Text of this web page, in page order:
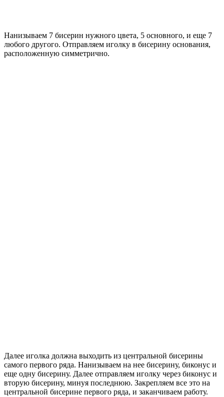
Нанизываем 7 бисерин нужного цвета, 5 основного, и еще 7
любого другого. Отправляем иголку в бисерину основания,
расположенную симметрично.
Далее иголка должна выходить из центральной бисерины
самого первого ряда. Нанизываем на нее бисерину, биконус и
еще одну бисерину. Далее отправляем иголку через биконус и
вторую бисерину, минуя последнюю. Закрепляем все это на
центральной бисерине первого ряда, и заканчиваем работу.